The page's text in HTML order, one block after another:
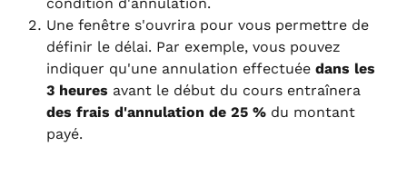
condition d'annulation.
Une fenêtre s'ouvrira pour vous permettre de
définir le délai. Par exemple, vous pouvez
indiquer qu'une annulation effectuée dans les
3 heures avant le début du cours entraînera
des frais d'annulation de 25 % du montant
payé.